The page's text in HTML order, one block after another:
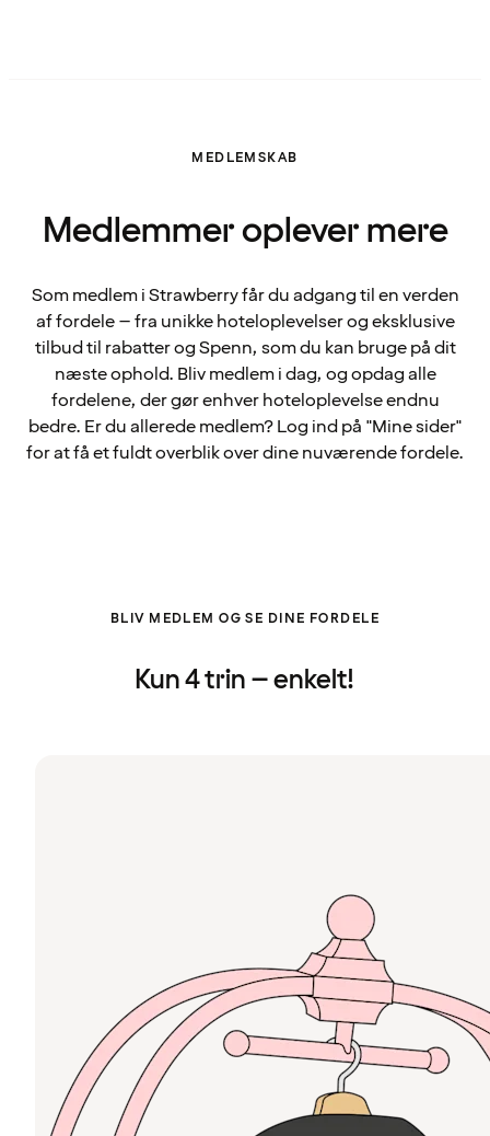
MEDLEMSKAB
Medlemmer oplever mere
Som medlem i Strawberry får du adgang til en verden
af fordele – fra unikke hoteloplevelser og eksklusive
tilbud til rabatter og Spenn, som du kan bruge på dit
næste ophold. Bliv medlem i dag, og opdag alle
fordelene, der gør enhver hoteloplevelse endnu
bedre. Er du allerede medlem? Log ind på "Mine sider"
for at få et fuldt overblik over dine nuværende fordele.
BLIV MEDLEM OG SE DINE FORDELE
Kun 4 trin – enkelt!